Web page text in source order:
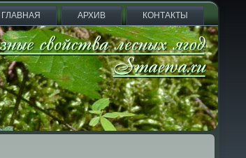
ГЛАВНАЯ АРХИВ КОНТАКТЫ